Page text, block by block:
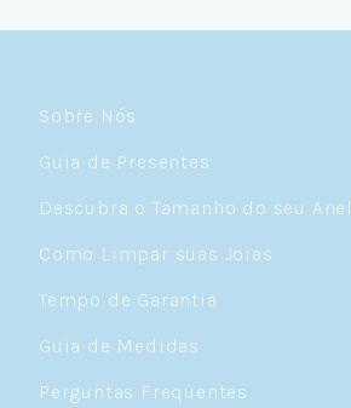
Sobre Nós
Guia de Presentes
Descubra o Tamanho do seu Anel
Como Limpar suas Joias
Tempo de Garantia
Guia de Medidas
Perguntas Frequentes